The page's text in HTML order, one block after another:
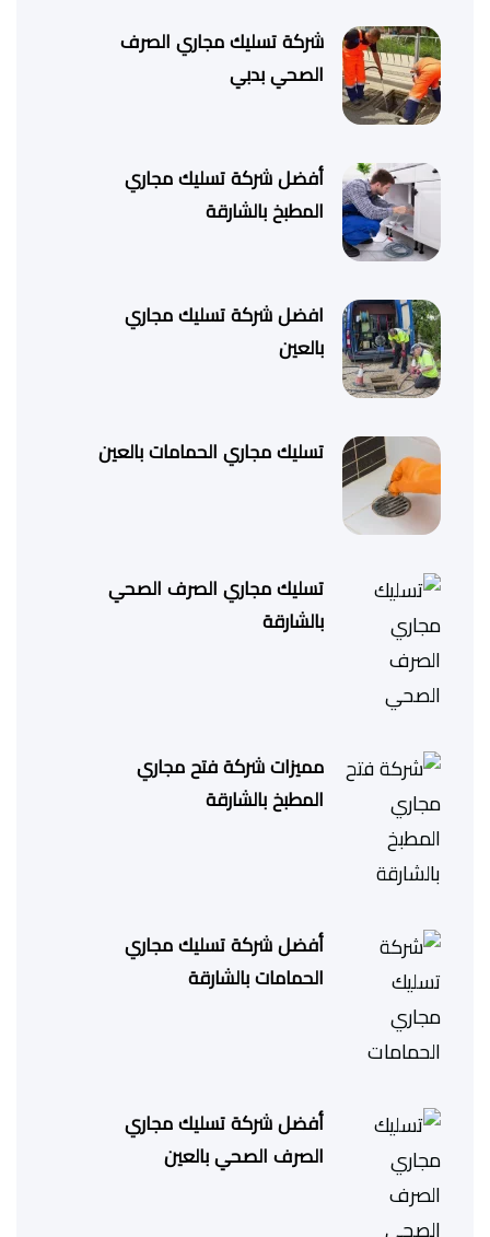
شركة تسليك مجاري الصرف
الصحي بدبي
أفضل شركة تسليك مجاري
المطبخ بالشارقة
افضل شركة تسليك مجاري
بالعين
تسليك مجاري الحمامات بالعين
تسليك مجاري الصرف الصحي
بالشارقة
مميزات شركة فتح مجاري
المطبخ بالشارقة
أفضل شركة تسليك مجاري
الحمامات بالشارقة
أفضل شركة تسليك مجاري
الصرف الصحي بالعين